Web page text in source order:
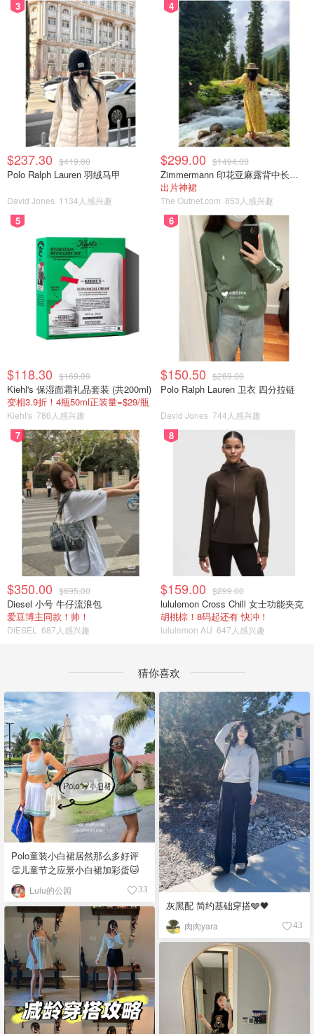
3
$237.30 $419.00
Polo Ralph Lauren 羽绒马甲
David Jones 1134人感兴趣
4
$299.00 $1494.00
Zimmermann 印花亚麻露背中长连衣裙
出片神裙
The Outnet.com 853人感兴趣
5
$118.30 $169.00
Kiehl's 保湿面霜礼品套装 (共200ml)
变相3.9折！4瓶50ml正装量=$29/瓶
Kiehl's 786人感兴趣
6
$150.50 $269.00
Polo Ralph Lauren 卫衣 四分拉链
David Jones 744人感兴趣
7
$350.00 $695.00
Diesel 小号 牛仔流浪包
爱豆博主同款！帅！
DIESEL 687人感兴趣
8
$159.00 $299.00
lululemon Cross Chill 女士功能夹克
胡桃棕！8码起还有 快冲！
lululemon AU 647人感兴趣
猜你喜欢
Polo童装小白裙居然那么多好评
👏儿童节之应景小白裙加彩蛋🐱
Lulu的公园 33
灰黑配 简约基础穿搭🩶🖤
肉肉yara 43